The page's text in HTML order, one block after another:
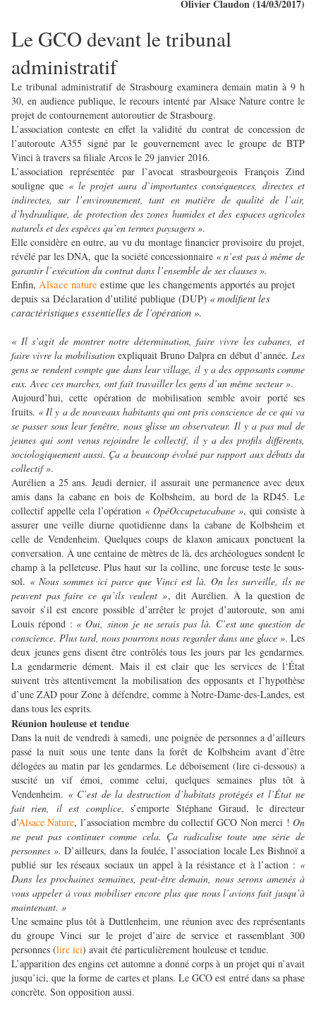
Olivier Claudon (14/03/2017)
Le GCO devant le tribunal
administratif
Le tribunal administratif de Strasbourg examinera demain matin à 9 h
30, en audience publique, le recours intenté par Alsace Nature contre le
projet de contournement autoroutier de Strasbourg.
L’association conteste en effet la validité du contrat de concession de
l’autoroute A355 signé par le gouvernement avec le groupe de BTP
Vinci à travers sa filiale Arcos le 29 janvier 2016.
L’association représentée par l’avocat strasbourgeois François Zind
souligne que « le projet aura d’importantes conséquences, directes et
indirectes, sur l’environnement, tant en matière de qualité de l’air,
d’hydraulique, de protection des zones humides et des espaces agricoles
naturels et des espèces qu’en termes paysagers ».
Elle considère en outre, au vu du montage financier provisoire du projet,
révélé par les DNA, que la société concessionnaire « n’est pas à même de
garantir l’exécution du contrat dans l’ensemble de ses clauses ».
Enfin, Alsace nature estime que les changements apportés au projet
depuis sa Déclaration d’utilité publique (DUP) « modifient les
caractéristiques essentielles de l’opération ».
« Il s’agit de montrer notre détermination, faire vivre les cabanes, et
faire vivre la mobilisationexpliquait Bruno Dalpra en début d’année.Les
gens se rendent compte que dans leur village, il y a des opposants comme
eux. Avec ces marches, ont fait travailler les gens d’un même secteur ».
Aujourd’hui, cette opération de mobilisation semble avoir porté ses
fruits. « Il y a de nouveaux habitants qui ont pris conscience de ce qui va
se passer sous leur fenêtre, nous glisse un observateur. Il y a pas mal de
jeunes qui sont venus rejoindre le collectif, il y a des profils différents,
sociologiquement aussi. Ça a beaucoup évolué par rapport aux débuts du
collectif ».
Aurélien a 25 ans. Jeudi dernier, il assurait une permanence avec deux
amis dans la cabane en bois de Kolbsheim, au bord de la RD45. Le
collectif appelle cela l’opération « OpéOccupetacabane », qui consiste à
assurer une veille diurne quotidienne dans la cabane de Kolbsheim et
celle de Vendenheim. Quelques coups de klaxon amicaux ponctuent la
conversation. À une centaine de mètres de là, des archéologues sondent le
champ à la pelleteuse. Plus haut sur la colline, une foreuse teste le sous-
sol. « Nous sommes ici parce que Vinci est là. On les surveille, ils ne
peuvent pas faire ce qu’ils veulent », dit Aurélien. À la question de
savoir s’il est encore possible d’arrêter le projet d’autoroute, son ami
Louis répond : « Oui, sinon je ne serais pas là. C’est une question de
conscience. Plus tard, nous pourrons nous regarder dans une glace ». Les
deux jeunes gens disent être contrôlés tous les jours par les gendarmes.
La gendarmerie dément. Mais il est clair que les services de l‘État
suivent très attentivement la mobilisation des opposants et l’hypothèse
d’une ZAD pour Zone à défendre, comme à Notre-Dame-des-Landes, est
dans tous les esprits.
Réunion houleuse et tendue
Dans la nuit de vendredi à samedi, une poignée de personnes a d’ailleurs
passé la nuit sous une tente dans la forêt de Kolbsheim avant d’être
délogées au matin par les gendarmes. Le déboisement (lire ci-dessous) a
suscité un vif émoi, comme celui, quelques semaines plus tôt à
Vendenheim. « C’est de la destruction d’habitats protégés et l’État ne
fait rien, il est complice, s’emporte Stéphane Giraud, le directeur
d’Alsace Nature, l’association membre du collectif GCO Non merci !On
ne peut pas continuer comme cela. Ça radicalise toute une série de
personnes ». D’ailleurs, dans la foulée, l’association locale Les Bishnoï a
publié sur les réseaux sociaux un appel à la résistance et à l’action : «
Dans les prochaines semaines, peut-être demain, nous serons amenés à
vous appeler à vous mobiliser encore plus que nous l’avions fait jusqu’à
maintenant. »
Une semaine plus tôt à Duttlenheim, une réunion avec des représentants
du groupe Vinci sur le projet d’aire de service et rassemblant 300
personnes (lire ici) avait été particulièrement houleuse et tendue.
L’apparition des engins cet automne a donné corps à un projet qui n’avait
jusqu’ici, que la forme de cartes et plans. Le GCO est entré dans sa phase
concrète. Son opposition aussi.